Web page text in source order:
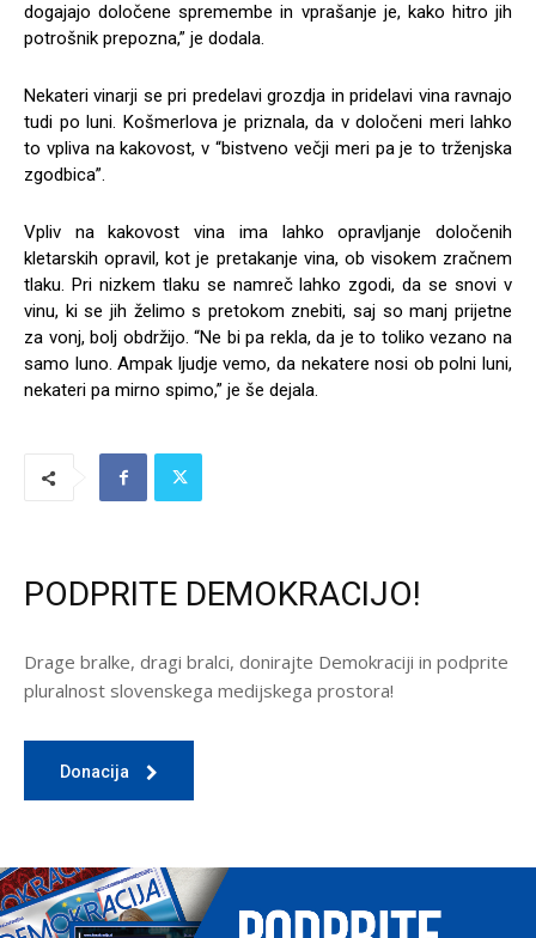
dogajajo določene spremembe in vprašanje je, kako hitro jih
potrošnik prepozna,” je dodala.
Nekateri vinarji se pri predelavi grozdja in pridelavi vina ravnajo
tudi po luni. Košmerlova je priznala, da v določeni meri lahko
to vpliva na kakovost, v “bistveno večji meri pa je to trženjska
zgodbica”.
Vpliv na kakovost vina ima lahko opravljanje določenih
kletarskih opravil, kot je pretakanje vina, ob visokem zračnem
tlaku. Pri nizkem tlaku se namreč lahko zgodi, da se snovi v
vinu, ki se jih želimo s pretokom znebiti, saj so manj prijetne
za vonj, bolj obdržijo. “Ne bi pa rekla, da je to toliko vezano na
samo luno. Ampak ljudje vemo, da nekatere nosi ob polni luni,
nekateri pa mirno spimo,” je še dejala.
PODPRITE DEMOKRACIJO!
Drage bralke, dragi bralci, donirajte Demokraciji in podprite
pluralnost slovenskega medijskega prostora!
Donacija